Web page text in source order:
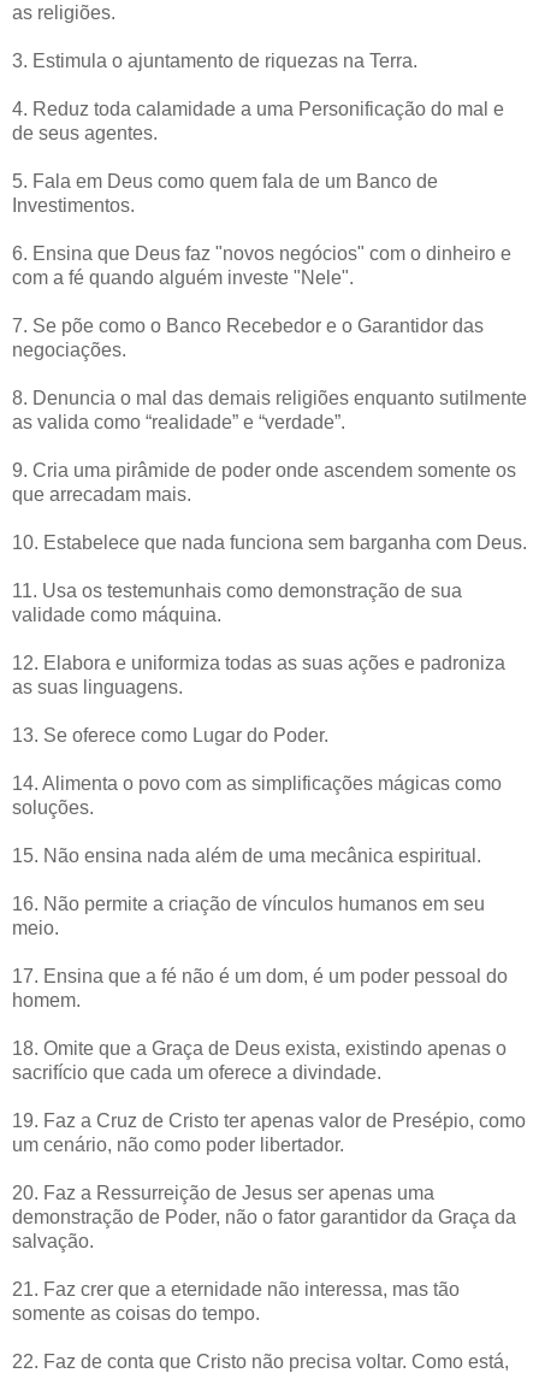
as religiões.
3. Estimula o ajuntamento de riquezas na Terra.
4. Reduz toda calamidade a uma Personificação do mal e
de seus agentes.
5. Fala em Deus como quem fala de um Banco de
Investimentos.
6. Ensina que Deus faz "novos negócios" com o dinheiro e
com a fé quando alguém investe "Nele".
7. Se põe como o Banco Recebedor e o Garantidor das
negociações.
8. Denuncia o mal das demais religiões enquanto sutilmente
as valida como “realidade” e “verdade”.
9. Cria uma pirâmide de poder onde ascendem somente os
que arrecadam mais.
10. Estabelece que nada funciona sem barganha com Deus.
11. Usa os testemunhais como demonstração de sua
validade como máquina.
12. Elabora e uniformiza todas as suas ações e padroniza
as suas linguagens.
13. Se oferece como Lugar do Poder.
14. Alimenta o povo com as simplificações mágicas como
soluções.
15. Não ensina nada além de uma mecânica espiritual.
16. Não permite a criação de vínculos humanos em seu
meio.
17. Ensina que a fé não é um dom, é um poder pessoal do
homem.
18. Omite que a Graça de Deus exista, existindo apenas o
sacrifício que cada um oferece a divindade.
19. Faz a Cruz de Cristo ter apenas valor de Presépio, como
um cenário, não como poder libertador.
20. Faz a Ressurreição de Jesus ser apenas uma
demonstração de Poder, não o fator garantidor da Graça da
salvação.
21. Faz crer que a eternidade não interessa, mas tão
somente as coisas do tempo.
22. Faz de conta que Cristo não precisa voltar. Como está,